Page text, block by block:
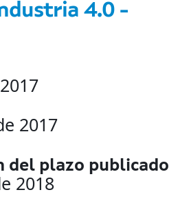
4.0 -
2017
del plazo publicado
2018